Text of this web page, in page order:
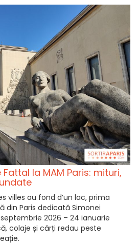
la MAM Paris: mituri,
villes au fond d’un lac, prima
din Paris dedicată Simonei
2026 – 24 ianuarie
colaje și cărți redau peste